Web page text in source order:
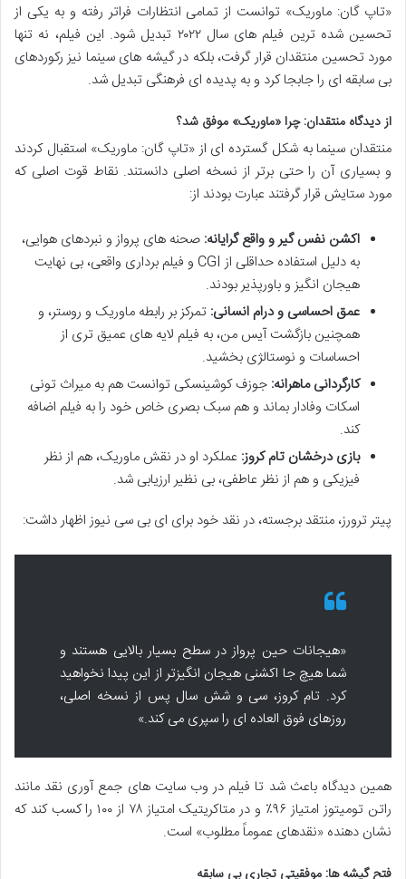
«تاپ گان: ماوریک» توانست از تمامی انتظارات فراتر رفته و به یکی از
تحسین شده ترین فیلم های سال ۲۰۲۲ تبدیل شود. این فیلم، نه تنها
مورد تحسین منتقدان قرار گرفت، بلکه در گیشه های سینما نیز رکوردهای
بی سابقه ای را جابجا کرد و به پدیده ای فرهنگی تبدیل شد.
از دیدگاه منتقدان: چرا «ماوریک» موفق شد؟
منتقدان سینما به شکل گسترده ای از «تاپ گان: ماوریک» استقبال کردند
و بسیاری آن را حتی برتر از نسخه اصلی دانستند. نقاط قوت اصلی که
مورد ستایش قرار گرفتند عبارت بودند از:
اکشن نفس گیر و واقع گرایانه: صحنه های پرواز و نبردهای هوایی،
به دلیل استفاده حداقلی از CGI و فیلم برداری واقعی، بی نهایت
هیجان انگیز و باورپذیر بودند.
عمق احساسی و درام انسانی: تمرکز بر رابطه ماوریک و روستر، و
همچنین بازگشت آیس من، به فیلم لایه های عمیق تری از
احساسات و نوستالژی بخشید.
کارگردانی ماهرانه: جوزف کوشینسکی توانست هم به میراث تونی
اسکات وفادار بماند و هم سبک بصری خاص خود را به فیلم اضافه
کند.
بازی درخشان تام کروز: عملکرد او در نقش ماوریک، هم از نظر
فیزیکی و هم از نظر عاطفی، بی نظیر ارزیابی شد.
پیتر ترورز، منتقد برجسته، در نقد خود برای ای بی سی نیوز اظهار داشت:
«هیجانات حین پرواز در سطح بسیار بالایی هستند و
شما هیچ جا اکشنی هیجان انگیزتر از این پیدا نخواهید
کرد. تام کروز، سی و شش سال پس از نسخه اصلی،
روزهای فوق العاده ای را سپری می کند.»
همین دیدگاه باعث شد تا فیلم در وب سایت های جمع آوری نقد مانند
راتن تومیتوز امتیاز ۹۶٪ و در متاکریتیک امتیاز ۷۸ از ۱۰۰ را کسب کند که
نشان دهنده «نقدهای عموماً مطلوب» است.